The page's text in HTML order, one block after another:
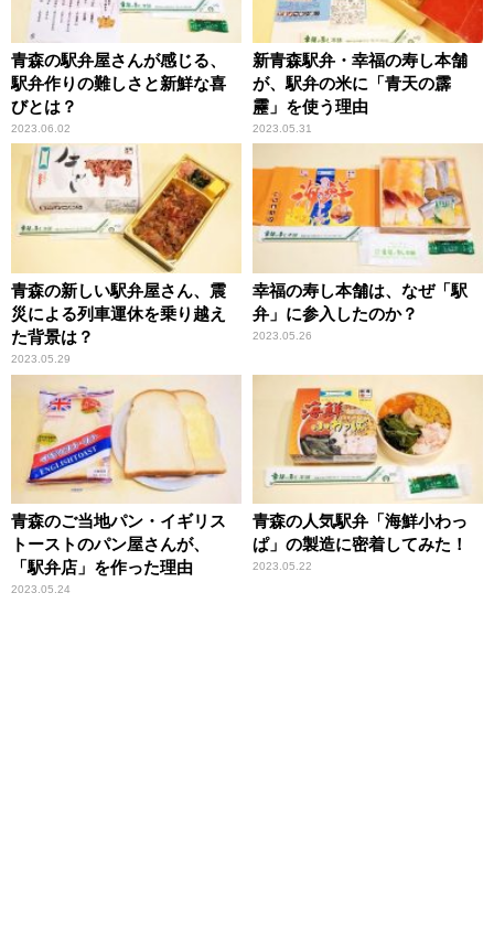
青森の駅弁屋さんが感じる、
駅弁作りの難しさと新鮮な喜
びとは？
2023.06.02
新青森駅弁・幸福の寿し本舗
が、駅弁の米に「青天の霹
靂」を使う理由
2023.05.31
青森の新しい駅弁屋さん、震
災による列車運休を乗り越え
た背景は？
2023.05.29
幸福の寿し本舗は、なぜ「駅
弁」に参入したのか？
2023.05.26
青森のご当地パン・イギリス
トーストのパン屋さんが、
「駅弁店」を作った理由
2023.05.24
青森の人気駅弁「海鮮小わっ
ぱ」の製造に密着してみた！
2023.05.22